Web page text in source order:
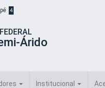
4
Árido
Institucional